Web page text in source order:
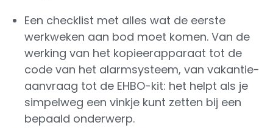
Een checklist met alles wat de eerste
werkweken aan bod moet komen. Van de
werking van het kopieerapparaat tot de
code van het alarmsysteem, van vakantie-
aanvraag tot de EHBO-kit: het helpt als je
simpelweg een vinkje kunt zetten bij een
bepaald onderwerp.